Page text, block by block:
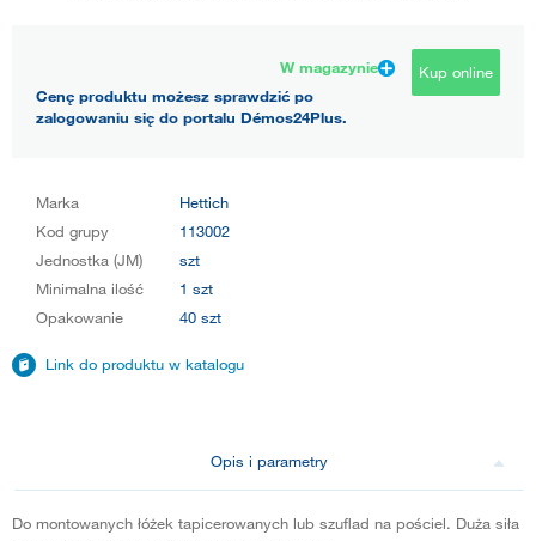
W magazynie
Cenę produktu możesz sprawdzić po
zalogowaniu się do portalu Démos24Plus.
Kup online
Marka
Hettich
Kod grupy
113002
Jednostka (JM)
szt
Minimalna ilość
1 szt
Opakowanie
40 szt
Link do produktu w katalogu
Opis i parametry
Do montowanych łóżek tapicerowanych lub szuflad na pościel. Duża siła